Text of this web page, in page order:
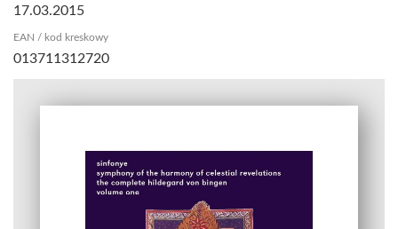
17.03.2015
EAN / kod kreskowy
013711312720